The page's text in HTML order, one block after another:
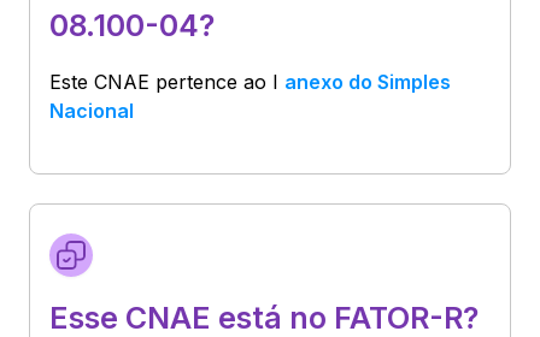
08.100-04?
Este CNAE pertence ao I anexo do Simples
Nacional
Esse CNAE está no FATOR-R?